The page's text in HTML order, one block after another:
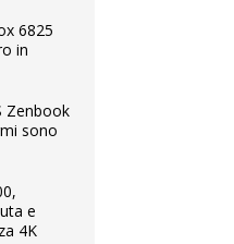
6825
in
Zenbook
sono
e
4K